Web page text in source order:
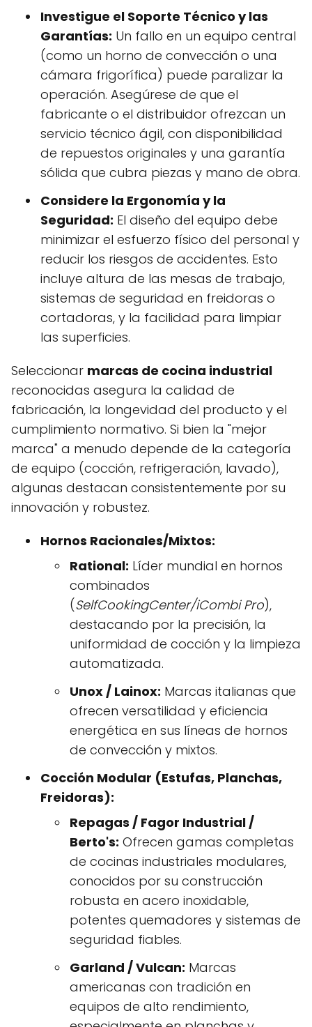
Investigue el Soporte Técnico y las
Garantías: Un fallo en un equipo central
(como un horno de convección o una
cámara frigorífica) puede paralizar la
operación. Asegúrese de que el
fabricante o el distribuidor ofrezcan un
servicio técnico ágil, con disponibilidad
de repuestos originales y una garantía
sólida que cubra piezas y mano de obra.
Considere la Ergonomía y la
Seguridad: El diseño del equipo debe
minimizar el esfuerzo físico del personal y
reducir los riesgos de accidentes. Esto
incluye altura de las mesas de trabajo,
sistemas de seguridad en freidoras o
cortadoras, y la facilidad para limpiar
las superficies.
Seleccionar marcas de cocina industrial
reconocidas asegura la calidad de
fabricación, la longevidad del producto y el
cumplimiento normativo. Si bien la "mejor
marca" a menudo depende de la categoría
de equipo (cocción, refrigeración, lavado),
algunas destacan consistentemente por su
innovación y robustez.
Hornos Racionales/Mixtos:
Rational: Líder mundial en hornos
combinados
(SelfCookingCenter/iCombi Pro),
destacando por la precisión, la
uniformidad de cocción y la limpieza
automatizada.
Unox / Lainox: Marcas italianas que
ofrecen versatilidad y eficiencia
energética en sus líneas de hornos
de convección y mixtos.
Cocción Modular (Estufas, Planchas,
Freidoras):
Repagas / Fagor Industrial /
Berto's: Ofrecen gamas completas
de cocinas industriales modulares,
conocidos por su construcción
robusta en acero inoxidable,
potentes quemadores y sistemas de
seguridad fiables.
Garland / Vulcan: Marcas
americanas con tradición en
equipos de alto rendimiento,